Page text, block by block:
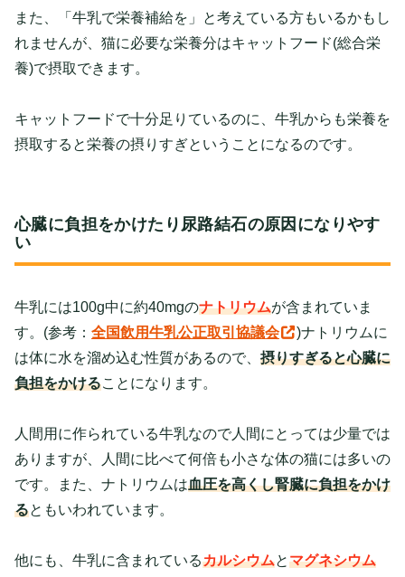
また、「牛乳で栄養補給を」と考えている方もいるかもし
れませんが、猫に必要な栄養分はキャットフード(総合栄
養)で摂取できます。
キャットフードで十分足りているのに、牛乳からも栄養を
摂取すると栄養の摂りすぎということになるのです。
心臓に負担をかけたり尿路結石の原因になりやす
い
牛乳には100g中に約40mgのナトリウムが含まれていま
す。(参考： 全国飲用牛乳公正取引協議会
)ナトリウムに
は体に水を溜め込む性質があるので、 摂りすぎると心臓に
負担をかけることになります。
人間用に作られている牛乳なので人間にとっては少量では
ありますが、人間に比べて何倍も小さな体の猫には多いの
です。また、ナトリウムは血圧を高くし腎臓に負担をかけ
るともいわれています。
他にも、牛乳に含まれているカルシウムとマグネシウム